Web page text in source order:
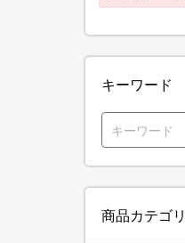
キーワード
商品カテゴリ